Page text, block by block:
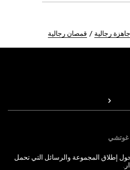
جاهزة رجالية قمصان رجالية
غوتشي
إطلاق المجموعة والرسائل التي تحمل